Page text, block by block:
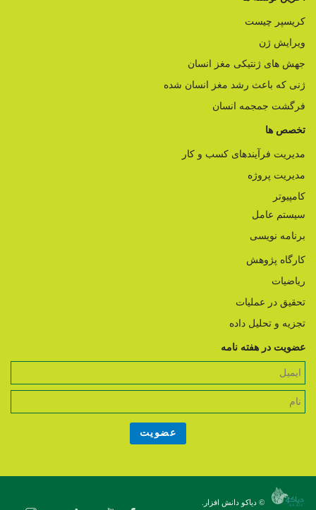
کریسپر چیست
ویرایش ژن
جهش های ژنتیکی مغز انسان
ژنی که باعث رشد مغز انسان شده
فرگشت جمجمه انسان
تخصص ها
مدیریت فرآیندهای کسب و کار
مدیریت پروژه
کامپیوتر
سیستم عامل
برنامه نویسی
کارگاه پژوهش
ریاضیات
تحقیق در عملیات
تجزیه و تحلیل داده
عضویت در هفته نامه
© دیاکو دانش افزار.